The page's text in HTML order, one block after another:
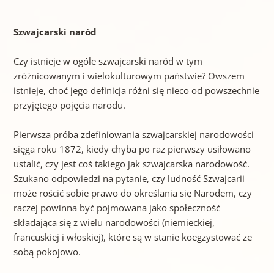
Szwajcarski naród
Czy istnieje w ogóle szwajcarski naród w tym
zróżnicowanym i wielokulturowym państwie? Owszem
istnieje, choć jego definicja różni się nieco od powszechnie
przyjętego pojęcia narodu.
Pierwsza próba zdefiniowania szwajcarskiej narodowości
sięga roku 1872, kiedy chyba po raz pierwszy usiłowano
ustalić, czy jest coś takiego jak szwajcarska narodowość.
Szukano odpowiedzi na pytanie, czy ludność Szwajcarii
może rościć sobie prawo do określania się Narodem, czy
raczej powinna być pojmowana jako społeczność
składająca się z wielu narodowości (niemieckiej,
francuskiej i włoskiej), które są w stanie koegzystować ze
sobą pokojowo.